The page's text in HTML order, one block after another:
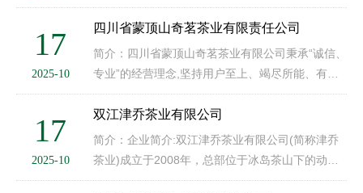
技艺，坚守品质本真”为核心， 从原料甄选到成品
出厂，恪守全流程匠心标准。我们扎 根优质茶产
区，建立专属生态茶园，严···
17
2025-10
四川省蒙顶山奇茗茶业有限责任公司
简介：四川省蒙顶山奇茗茶业有限公司秉承“诚信、
专业”的经营理念,坚持用户至上、竭尽所能、有始
有终 客户至上,细心呵护全程满意。四川省蒙顶山
奇茗茶业有限公司成立于2014年，公司地址在四川
省雅安市名山区联江乡续···
17
2025-10
双江津乔茶业有限公司
简介：企业简介:双江津乔茶业有限公司(简称津乔
茶业)成立于2008年，总部位于冰岛茶山下的动库
镇，前身为1962年勐库国营华侨农场茶厂，企业占